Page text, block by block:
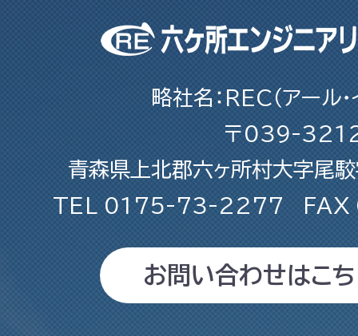
略社名：REC（アール・
〒039-
青森県上北郡六ヶ所村大字
TEL 0175-73-2277 FAX
お問い合わせはこ